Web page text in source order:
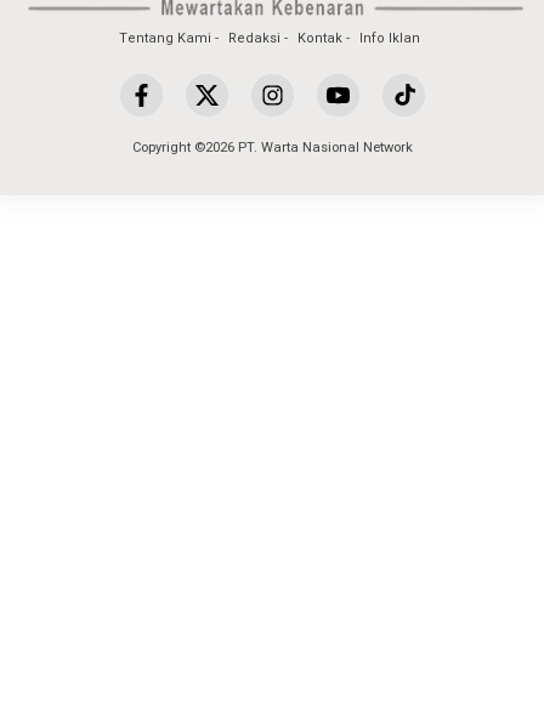
Tentang Kami Redaksi Kontak Info Iklan
Copyright ©2026 PT. Warta Nasional Network